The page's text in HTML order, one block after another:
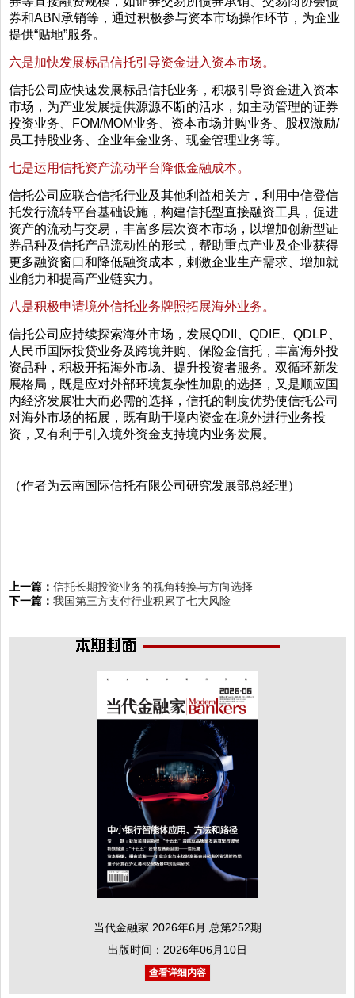
券和ABN承销等，通过积极参与资本市场操作环节，为企业
提供“贴地”服务。
六是加快发展标品信托引导资金进入资本市场。
信托公司应快速发展标品信托业务，积极引导资金进入资本
市场，为产业发展提供源源不断的活水，如主动管理的证券
投资业务、FOM/MOM业务、资本市场并购业务、股权激励/
员工持股业务、企业年金业务、现金管理业务等。
七是运用信托资产流动平台降低金融成本。
信托公司应联合信托行业及其他利益相关方，利用中信登信
托发行流转平台基础设施，构建信托型直接融资工具，促进
资产的流动与交易，丰富多层次资本市场，以增加创新型证
券品种及信托产品流动性的形式，帮助重点产业及企业获得
更多融资窗口和降低融资成本，刺激企业生产需求、增加就
业能力和提高产业链实力。
八是积极申请境外信托业务牌照拓展海外业务。
信托公司应持续探索海外市场，发展QDII、QDIE、QDLP、
人民币国际投贷业务及跨境并购、保险金信托，丰富海外投
资品种，积极开拓海外市场、提升投资者服务。双循环新发
展格局，既是应对外部环境复杂性加剧的选择，又是顺应国
内经济发展壮大而必需的选择，信托的制度优势使信托公司
对海外市场的拓展，既有助于境内资金在境外进行业务投
资，又有利于引入境外资金支持境内业务发展。
（作者为云南国际信托有限公司研究发展部总经理）
上一篇： 信托长期投资业务的视角转换与方向选择
下一篇： 我国第三方支付行业积累了七大风险
当代金融家 2026年6月 总第252期
出版时间：2026年06月10日
查看详细内容